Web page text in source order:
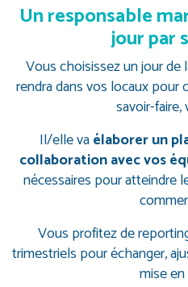
Un responsable
jour par
Vous choisissez un jour
rendra dans vos locaux pour
savoir-faire,
Il/elle vaélaborer un
collaboration avec vos
nécessaires pour atteindre
Vous profitez de
trimestriels pour échanger,
mise